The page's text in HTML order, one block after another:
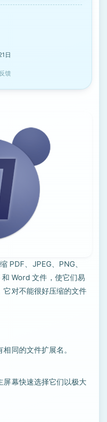
日
馈
PDF、JPEG、PNG、
Word 文件，使它们易
它对不能很好压缩的文件
同的文件扩展名。
幕快速选择它们以极大